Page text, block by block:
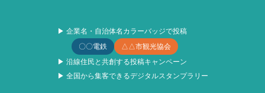
▶ 企業名・自治体名カラーバッジで投稿
〇〇電鉄
△△市観光協会
▶ 沿線住民と共創する投稿キャンペーン
▶ 全国から集客できるデジタルスタンプラリー